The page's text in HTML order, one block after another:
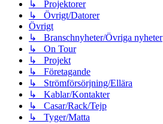
↳ Projektorer
↳ Övrigt/Datorer
Övrigt
↳ Branschnyheter/Övriga nyheter
↳ On Tour
↳ Projekt
↳ Företagande
↳ Strömförsörjning/Ellära
↳ Kablar/Kontakter
↳ Casar/Rack/Tejp
↳ Tyger/Matta